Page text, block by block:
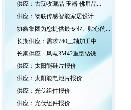
供应：古玩收藏品 玉器 佛用品...
供应：物联传感智能家居设计
协鑫集团为您提供最专业、贴心的...
长期供应：需求740三轴加工中...
长期供应：风电3M42重型钻铣...
供应：太阳能硅片报价
供应：太阳能电池片报价
供应：光伏组件报价
供应：光伏组件报价